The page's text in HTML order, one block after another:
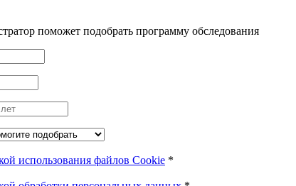
поможет подобрать программу обследования
использования файлов Cookie *